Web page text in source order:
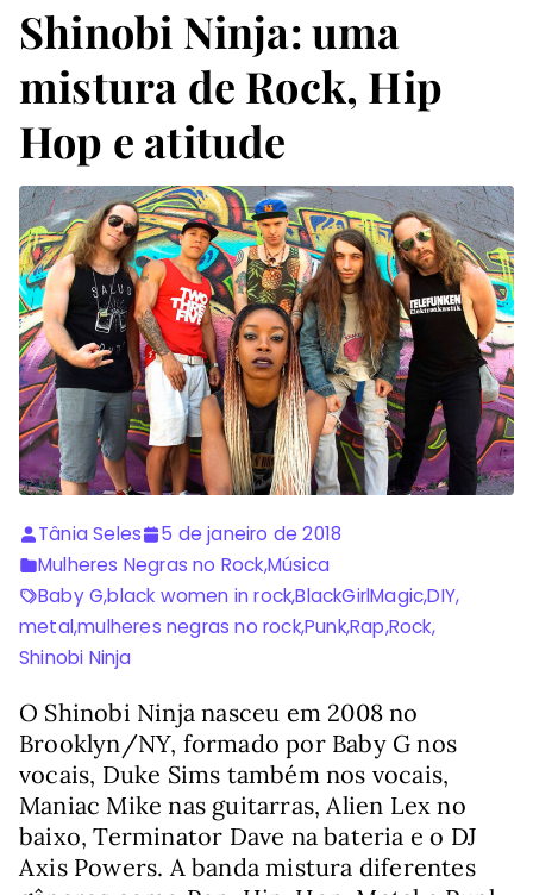
Shinobi Ninja: uma
mistura de Rock, Hip
Hop e atitude
Tânia Seles
5 de janeiro de 2018
Mulheres Negras no Rock,Música
Baby G,black women in rock,BlackGirlMagic,DIY,
metal,mulheres negras no rock,Punk,Rap,Rock,
Shinobi Ninja
O Shinobi Ninja nasceu em 2008 no
Brooklyn/NY, formado por Baby G nos
vocais, Duke Sims também nos vocais,
Maniac Mike nas guitarras, Alien Lex no
baixo, Terminator Dave na bateria e o DJ
Axis Powers. A banda mistura diferentes